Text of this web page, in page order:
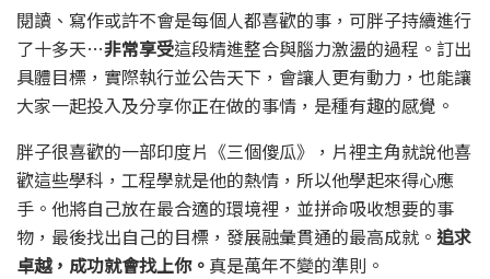
閱讀、寫作或許不會是每個人都喜歡的事，可胖子持續進行
了十多天…非常享受這段精進整合與腦力激盪的過程。訂出
具體目標，實際執行並公告天下，會讓人更有動力，也能讓
大家一起投入及分享你正在做的事情，是種有趣的感覺。
胖子很喜歡的一部印度片《三個傻瓜》，片裡主角就說他喜
歡這些學科，工程學就是他的熱情，所以他學起來得心應
手。他將自己放在最合適的環境裡，並拼命吸收想要的事
物，最後找出自己的目標，發展融彙貫通的最高成就。 追求
卓越，成功就會找上你。 真是萬年不變的準則。